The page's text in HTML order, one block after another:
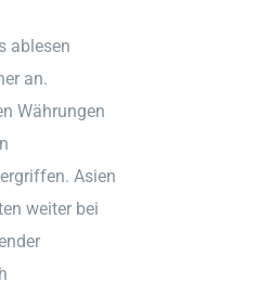
ablesen
an.
Währungen
Asien
weiter bei